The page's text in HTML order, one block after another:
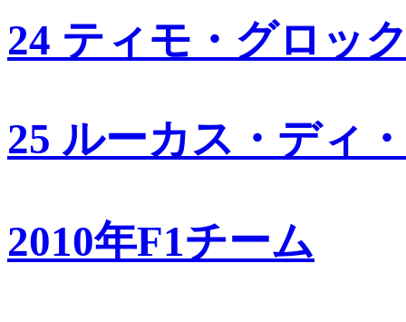
24 ティモ・グロッ
25 ルーカス・ディ
2010年F1チーム